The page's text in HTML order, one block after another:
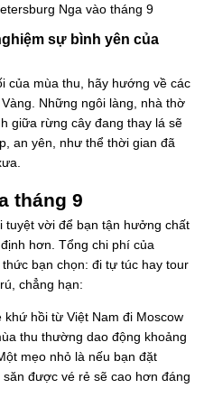
Nga vào tháng 9
sự bình yên của
của mùa thu, hãy hướng về các
Những ngôi làng, nhà thờ
giữa rừng cây đang thay lá sẽ
an yên, như thể thời gian đã
tháng 9
tuyệt vời để bạn tận hưởng chất
hơn. Tổng chi phí của
bạn chọn: đi tự túc hay tour
chẳng hạn:
khứ hồi từ Việt Nam đi Moscow
thu thường dao động khoảng
mẹo nhỏ là nếu bạn đặt
được vé rẻ sẽ cao hơn đáng